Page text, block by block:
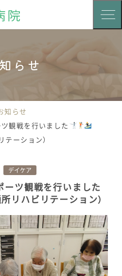
らせ
知らせ
観戦を行いました
テーション）
デイケア
ーツ観戦を行いました
リハビリテーション）